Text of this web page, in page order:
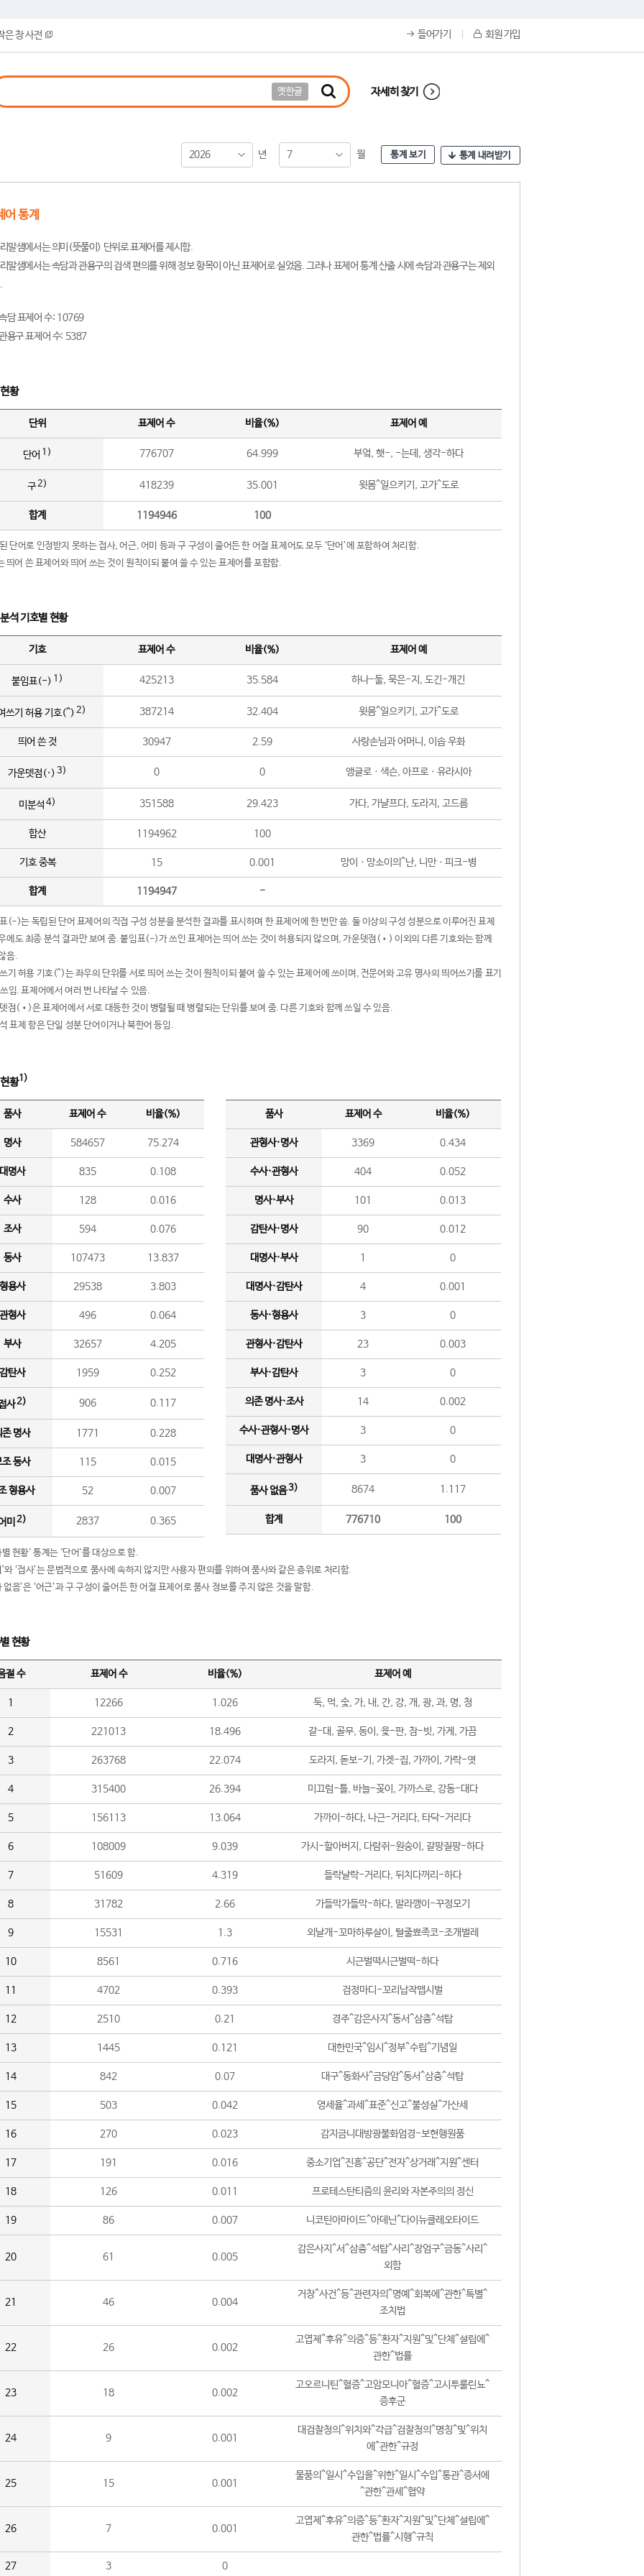
은 창 사전 들어가기 회원 가입
옛한글 자세히 찾기
2026 년 7 월 통계 보기 통계 내려받기
어 통계
말샘에서는 의미(뜻풀이) 단위로 표제어를 제시함.
말샘에서는 속담과 관용구의 검색 편의를 위해 정보 항목이 아닌 표제어로 실었음. 그러나 표제어 통계 산출 시에 속담과 관용구는 제외
담 표제어 수: 10769
용구 표제어 수: 5387
황
단위 표제어 수 비율(%) 표제어 예
단어 1) 776707 64.999 부엌, 햇-, -는데, 생각-하다
구2) 418239 35.001 윗몸^일으키기, 고가^도로
합계 1194946 100
단어로 인정받지 못하는 접사, 어근, 어미 등과 구 구성이 줄어든 한 어절 표제어도 모두 ‘단어’에 포함하여 처리함.
띄어 쓴 표제어와 띄어 쓰는 것이 원칙이되 붙여 쓸 수 있는 표제어를 포함함.
석 기호별 현황
기호 표제어 수 비율(%) 표제어 예
붙임표(-) 1) 425213 35.584 하나-둘, 묵은-지, 도긴-개긴
쓰기 허용 기호(^) 2) 387214 32.404 윗몸^일으키기, 고가^도로
띄어 쓴 것 30947 2.59 사랑손님과 어머니, 이솝 우화
가운뎃점(·) 3) 0 0 앵글로ㆍ색슨, 아프로ㆍ유라시아
미분석 4) 351588 29.423 가다, 가냘프다, 도라지, 고드름
합산 1194962 100
기호 중복 15 0.001 망이ㆍ망소이의^난, 니만ㆍ피크-병
합계 1194947 -
(-)는 독립된 단어 표제어의 직접 구성 성분을 분석한 결과를 표시하며 한 표제어에 한 번만 씀. 둘 이상의 구성 성분으로 이루어진 표제
에도 최종 분석 결과만 보여 줌. 붙임표(-)가 쓰인 표제어는 띄어 쓰는 것이 허용되지 않으며, 가운뎃점(•) 이외의 다른 기호와는 함께
음.
기 허용 기호(^)는 좌우의 단위를 서로 띄어 쓰는 것이 원칙이되 붙여 쓸 수 있는 표제어에 쓰이며, 전문어와 고유 명사의 띄어쓰기를 표기
임. 표제어에서 여러 번 나타날 수 있음.
점(•)은 표제어에서 서로 대등한 것이 병렬될 때 병렬되는 단위를 보여 줌. 다른 기호와 함께 쓰일 수 있음.
표제 항은 단일 성분 단어이거나 북한어 등임.
황1)
품사 표제어 수 비율(%)
명사 584657 75.274
명사 835 0.108
수사 128 0.016
조사 594 0.076
동사 107473 13.837
용사 29538 3.803
형사 496 0.064
부사 32657 4.205
탄사 1959 0.252
사2) 906 0.117
존 명사 1771 0.228
조 동사 115 0.015
형용사 52 0.007
미 2) 2837 0.365
품사 표제어 수 비율(%)
관형사·명사 3369 0.434
수사·관형사 404 0.052
명사·부사 101 0.013
감탄사·명사 90 0.012
대명사·부사 1 0
대명사·감탄사 4 0.001
동사·형용사 3 0
관형사·감탄사 23 0.003
부사·감탄사 3 0
의존 명사·조사 14 0.002
수사·관형사·명사 3 0
대명사·관형사 3 0
품사 없음3) 8674 1.117
합계 776710 100
현황' 통계는 '단어'를 대상으로 함.
와 ‘접사’는 문법적으로 품사에 속하지 않지만 사용자 편의를 위하여 품사와 같은 층위로 처리함.
없음’은 ‘어근’과 구 구성이 줄어든 한 어절 표제어로 품사 정보를 주지 않은 것을 말함.
현황
절 수 표제어 수 비율(%) 표제어 예
1 12266 1.026 둑, 먹, 숯, 가, 내, 간, 강, 개, 광, 과, 명, 청
2 221013 18.496 갈-대, 골무, 동이, 윷-판, 참-빗, 가게, 가끔
3 263768 22.074 도라지, 돋보-기, 가겟-집, 가까이, 가락-엿
4 315400 26.394 미끄럼-틀, 바늘-꽂이, 가까스로, 강동-대다
5 156113 13.064 가까이-하다, 나근-거리다, 타닥-거리다
6 108009 9.039 가시-할아버지, 다람쥐-원숭이, 갈팡질팡-하다
7 51609 4.319 들락날락-거리다, 뒤치다꺼리-하다
8 31782 2.66 가들막가들막-하다, 말라깽이-꾸정모기
9 15531 1.3 외날개-꼬마하루살이, 털줄뾰족코-조개벌레
10 8561 0.716 시근벌떡시근벌떡-하다
11 4702 0.393 검정마디-꼬리납작맵시벌
12 2510 0.21 경주^감은사지^동서^삼층^석탑
13 1445 0.121 대한민국^임시^정부^수립^기념일
14 842 0.07 대구^동화사^금당암^동서^삼층^석탑
15 503 0.042 영세율^과세^표준^신고^불성실^가산세
16 270 0.023 감지금니대방광불화엄경-보현행원품
17 191 0.016 중소기업^진흥^공단^전자^상거래^지원^센터
18 126 0.011 프로테스탄티즘의 윤리와 자본주의의 정신
19 86 0.007 니코틴아마이드^아데닌^다이뉴클레오타이드
20 61 0.005
감은사지^서^삼층^석탑^사리^장엄구^금동^사리^
외함
21 46 0.004
거창^사건^등^관련자의^명예^회복에^관한^특별^
조치법
22 26 0.002
고엽제^후유^의증^등^환자^지원^및^단체^설립에^
관한^법률
23 18 0.002
고오르니틴^혈증^고암모니아^혈증^고시투룰린뇨^
증후군
24 9 0.001
대검찰청의^위치와^각급^검찰청의^명칭^및^위치
에^관한^규정
25 15 0.001
물품의^일시^수입을^위한^일시^수입^통관^증서에
^관한^관세^협약
26 7 0.001
고엽제^후유^의증^등^환자^지원^및^단체^설립에^
관한^법률^시행^규칙
27 3 0